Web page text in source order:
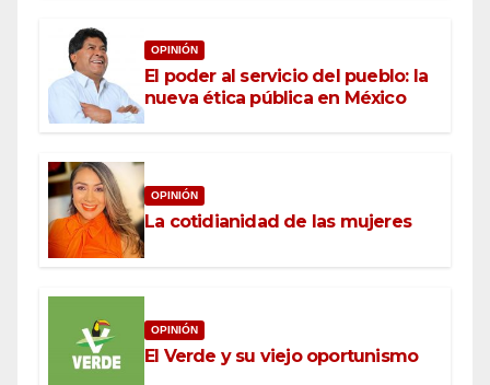
OPINIÓN
El poder al servicio del pueblo: la
nueva ética pública en México
OPINIÓN
La cotidianidad de las mujeres
OPINIÓN
El Verde y su viejo oportunismo